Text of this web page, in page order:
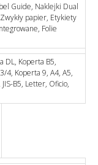
Guide, Naklejki Dual
papier, Etykiety
Folie
DL, Koperta B5,
4, Koperta 9, A4, A5,
B5, Letter, Oficio,